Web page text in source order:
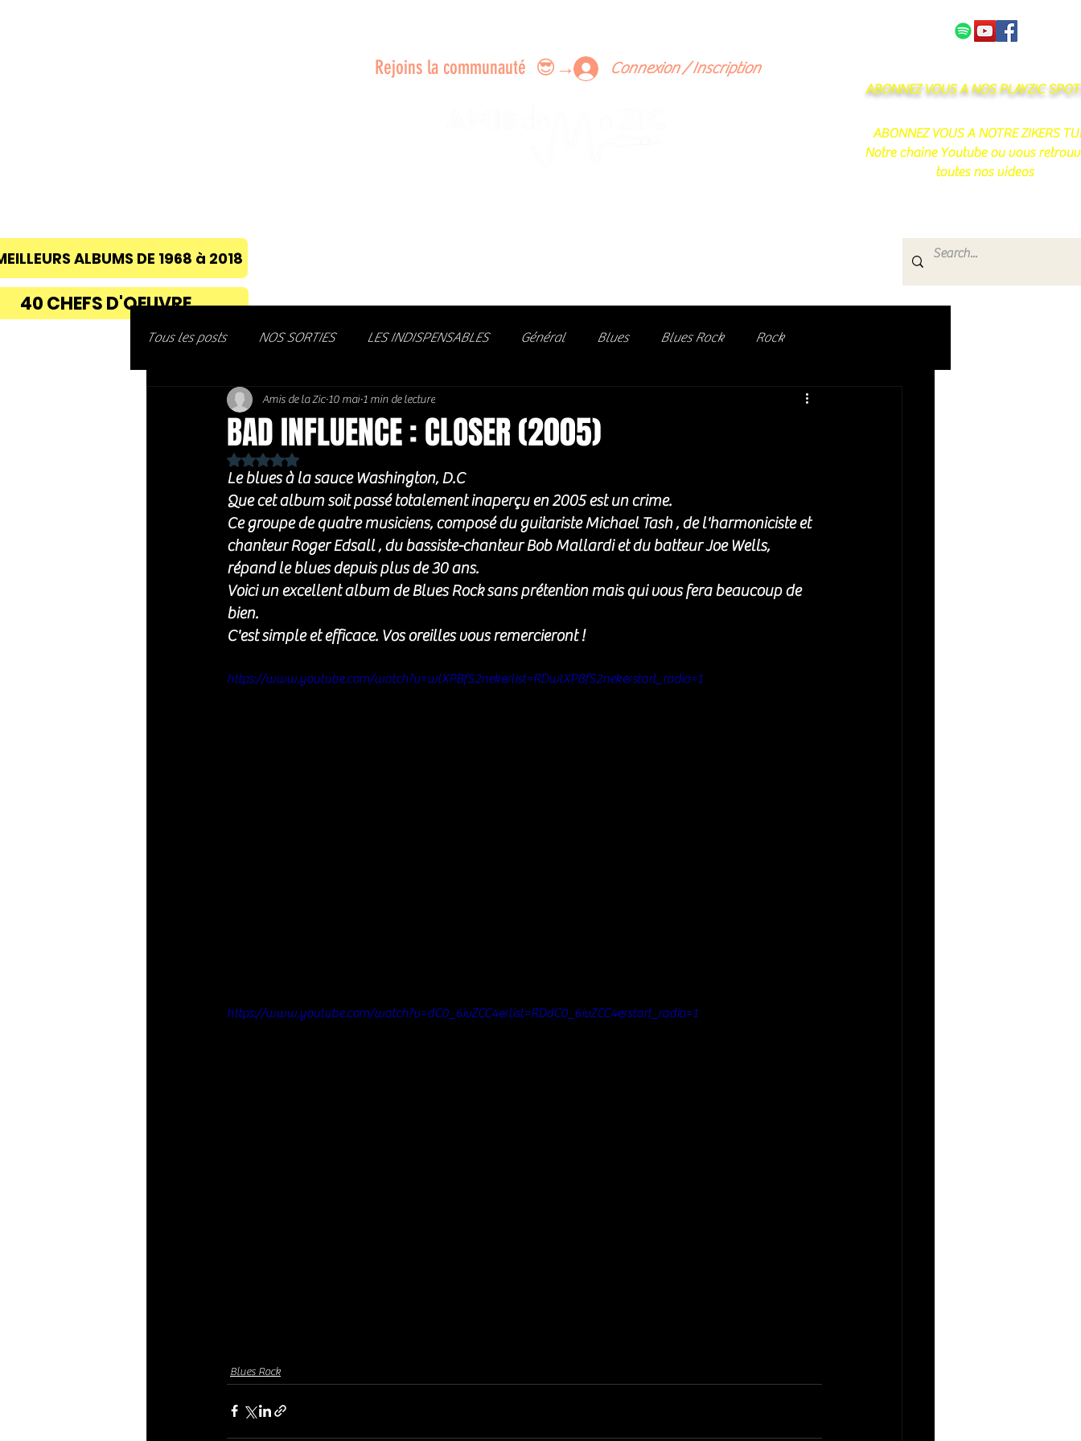
Connexion / Inscription
ABONNEZ VOUS A NOS PLAYZIC
ABONNEZ VOUS A NOTRE ZIKERS
Notre chaine Youtube ou vous
toutes nos videos
ALBUMS DE 1968 à 2018
Découvrez des artistes, vibrez aux concerts et rejoignez une communauté de passionnés !
Rejoins la communauté 😎→
40 CHEFS D'OEUVRE
Tous les posts NOS SORTIES LES INDISPENSABLES Général Blues Blues Rock Rock
Soft Rock / Folk Jazz Soul / Funk / Rhythm Blues
Country / Americana
BAD INFLUENCE : CLOSER (2005)
Amis de la Zic 10 mai 1 min de lecture
Noté NaN étoiles sur 5.
Le blues à la sauce Washington, D.C
Que cet album soit passé totalement inaperçu en 2005 est un crime.
Ce groupe de quatre musiciens, composé du guitariste Michael Tash , de l'harmoniciste et
chanteur Roger Edsall , du bassiste-chanteur Bob Mallardi et du batteur Joe Wells,
répand le blues depuis plus de 30 ans.
Voici un excellent album de Blues Rock sans prétention mais qui vous fera beaucoup de
bien.
C'est simple et efficace. Vos oreilles vous remercieront !
https://www.youtube.com/watch?v=wlXPBfS2nek&list=RDwlXPBfS2nek&start_radio=1
https://www.youtube.com/watch?v=dC0_6ivZCC4&list=RDdC0_6ivZCC4&start_radio=1
Blues Rock